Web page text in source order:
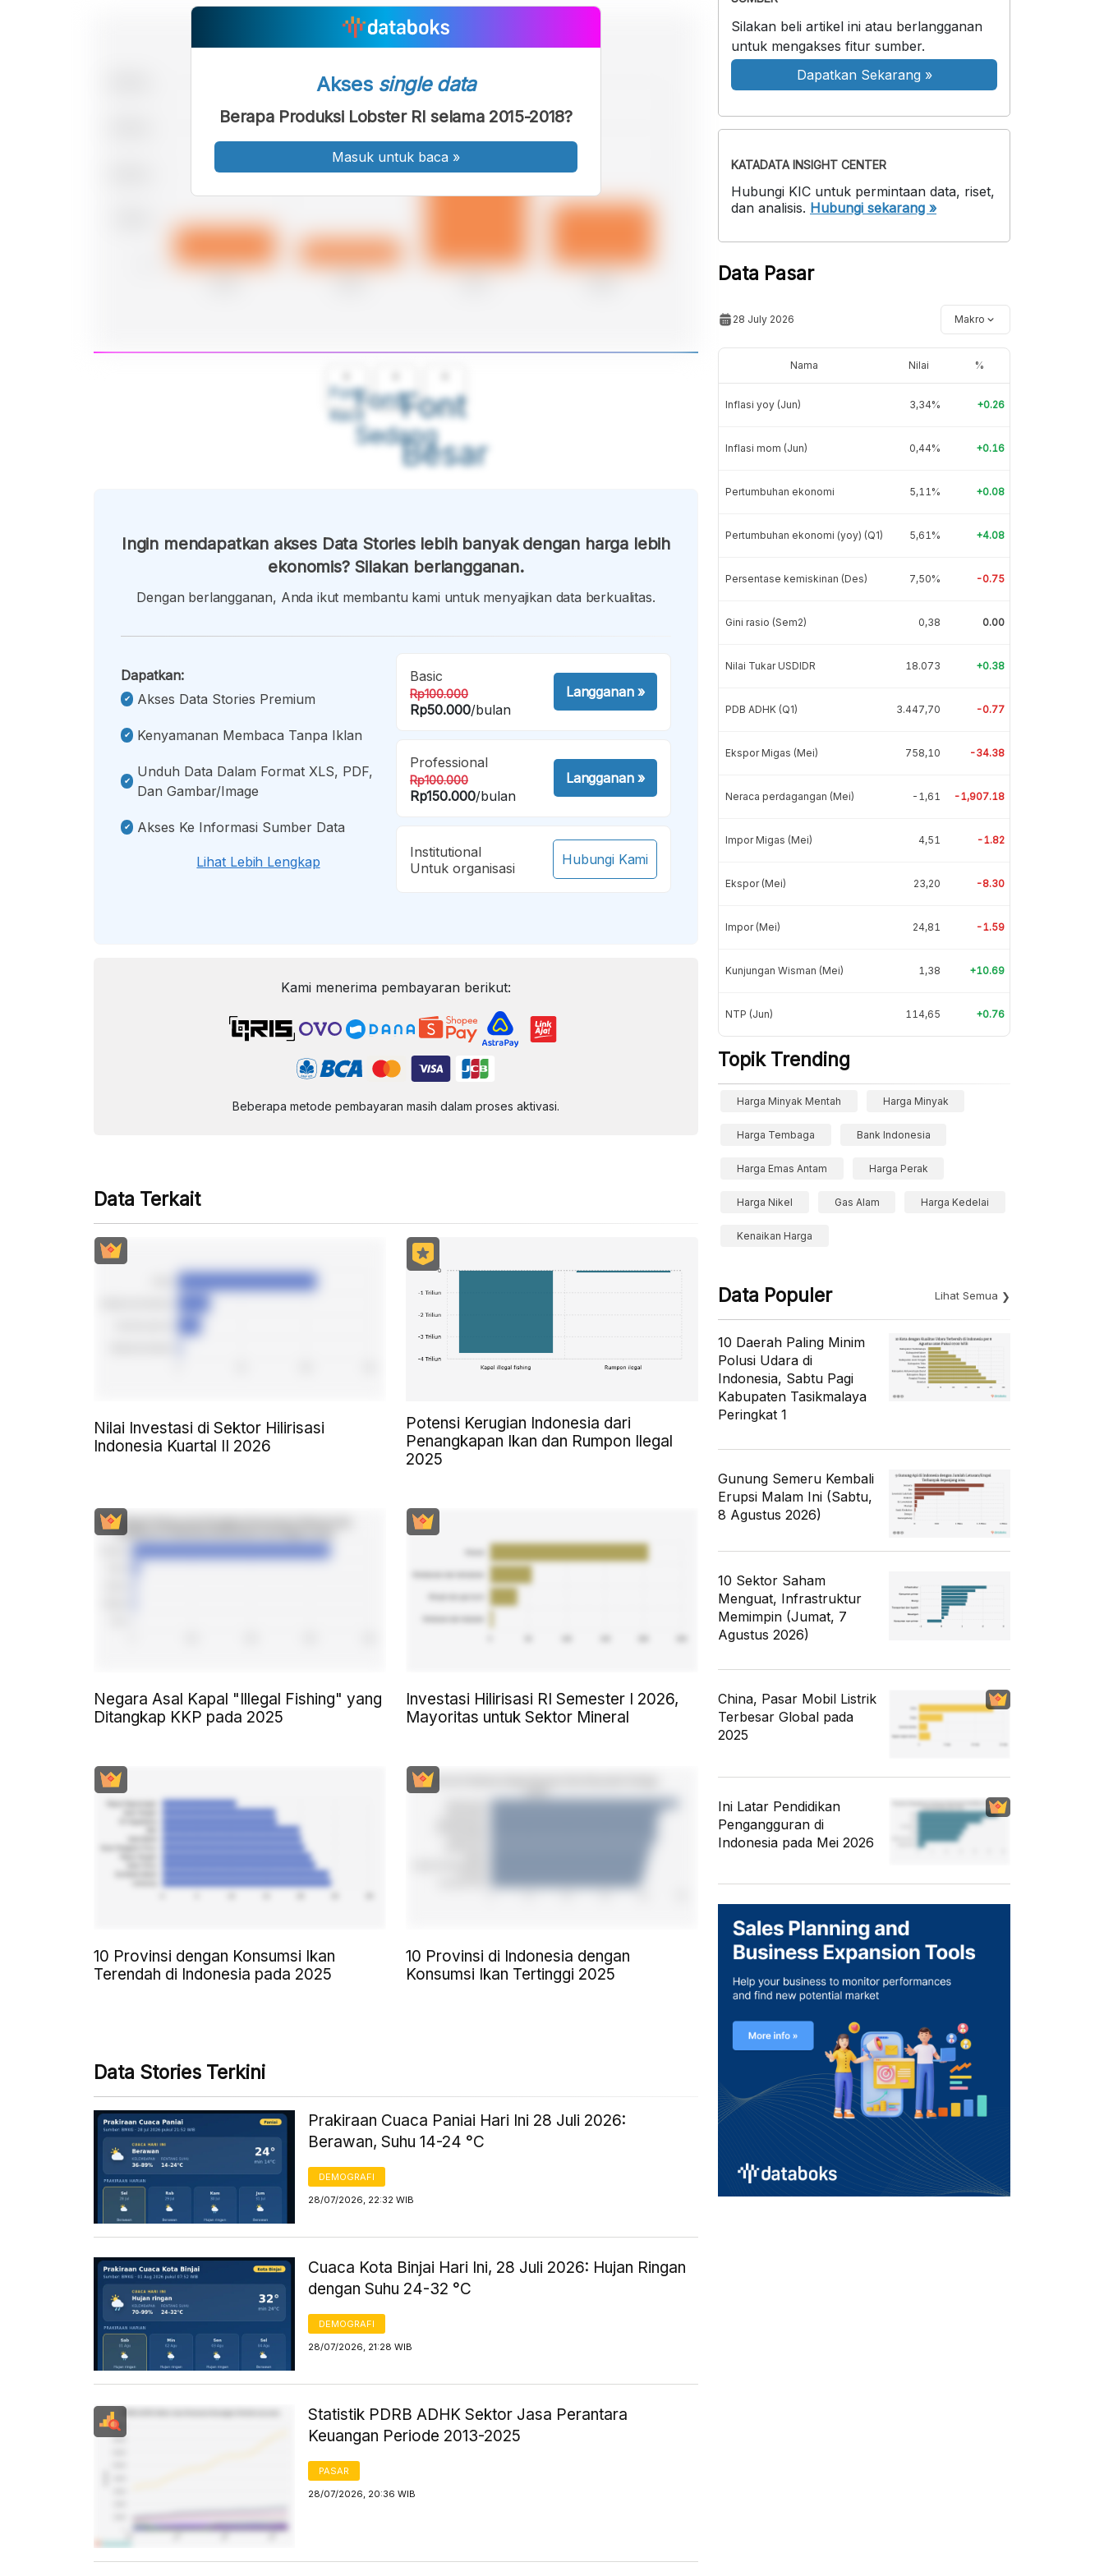
Font
Kecil
Font
Sedang
Font
Besar
Akses single data
Berapa Produksi Lobster RI selama 2015-2018?
Masuk untuk baca »
Ingin mendapatkan akses Data Stories lebih banyak dengan harga lebih
ekonomis? Silakan berlangganan.
Dengan berlangganan, Anda ikut membantu kami untuk menyajikan data berkualitas.
Dapatkan:
Akses Data Stories Premium
Kenyamanan Membaca Tanpa Iklan
Unduh Data Dalam Format XLS, PDF,
Dan Gambar/image
Akses Ke Informasi Sumber Data
Lihat Lebih Lengkap
Basic
Rp100.000
Rp50.000/bulan
Langganan»
Professional
Rp100.000
Rp150.000/bulan
Langganan»
Institutional
Untuk organisasi
Hubungi Kami
Kami menerima pembayaran berikut:
Beberapa metode pembayaran masih dalam proses aktivasi.
Data Terkait
Nilai Investasi di Sektor Hilirisasi
Indonesia Kuartal II 2026
Potensi Kerugian Indonesia dari
Penangkapan Ikan dan Rumpon Ilegal
2025
Negara Asal Kapal "Illegal Fishing" yang
Ditangkap KKP pada 2025
Investasi Hilirisasi RI Semester I 2026,
Mayoritas untuk Sektor Mineral
10 Provinsi dengan Konsumsi Ikan
Terendah di Indonesia pada 2025
10 Provinsi di Indonesia dengan
Konsumsi Ikan Tertinggi 2025
Data Stories Terkini
Prakiraan Cuaca Paniai Hari Ini 28 Juli 2026:
Berawan, Suhu 14-24 °C
DEMOGRAFI
28/07/2026, 22:32 WIB
Cuaca Kota Binjai Hari Ini, 28 Juli 2026: Hujan Ringan
dengan Suhu 24-32 °C
DEMOGRAFI
28/07/2026, 21:28 WIB
Statistik PDRB ADHK Sektor Jasa Perantara
Keuangan Periode 2013-2025
PASAR
28/07/2026, 20:36 WIB
Silakan beli artikel ini atau berlangganan
untuk mengakses fitur sumber.
Dapatkan Sekarang »
KATADATA INSIGHT CENTER
Hubungi KIC untuk permintaan data, riset,
dan analisis. Hubungi sekarang »
Data Pasar
28 July 2026 Makro
Nama Nilai %
Inflasi yoy (Jun) 3,34% +0.26
Inflasi mom (Jun) 0,44% +0.16
Pertumbuhan ekonomi 5,11% +0.08
Pertumbuhan ekonomi (yoy) (Q1) 5,61% +4.08
Persentase kemiskinan (Des) 7,50% -0.75
Gini rasio (Sem2) 0,38 0.00
Nilai Tukar USDIDR 18.073 +0.38
PDB ADHK (Q1) 3.447,70 -0.77
Ekspor Migas (Mei) 758,10 -34.38
Neraca perdagangan (Mei) -1,61 -1,907.18
Impor Migas (Mei) 4,51 -1.82
Ekspor (Mei) 23,20 -8.30
Impor (Mei) 24,81 -1.59
Kunjungan Wisman (Mei) 1,38 +10.69
NTP (Jun) 114,65 +0.76
Topik Trending
Harga Minyak Mentah Harga Minyak
Harga Tembaga Bank Indonesia
Harga Emas Antam Harga Perak
Harga Nikel Gas Alam Harga Kedelai
Kenaikan Harga
Data Populer Lihat Semua
10 Daerah Paling Minim
Polusi Udara di
Indonesia, Sabtu Pagi
Kabupaten Tasikmalaya
Peringkat 1
Gunung Semeru Kembali
Erupsi Malam Ini (Sabtu,
8 Agustus 2026)
10 Sektor Saham
Menguat, Infrastruktur
Memimpin (Jumat, 7
Agustus 2026)
China, Pasar Mobil Listrik
Terbesar Global pada
2025
Ini Latar Pendidikan
Pengangguran di
Indonesia pada Mei 2026